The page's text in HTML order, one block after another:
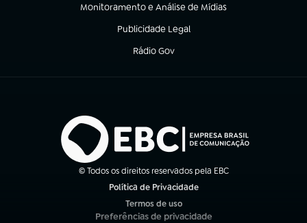
Monitoramento e Análise de Mídias
(abre em nova aba)
Publicidade Legal
(abre em nova aba)
Rádio Gov
(abre em nova aba)
© Todos os direitos reservados pela EBC
Política de Privacidade
Termos de uso
(abre em nova aba)
Preferências de privacidade